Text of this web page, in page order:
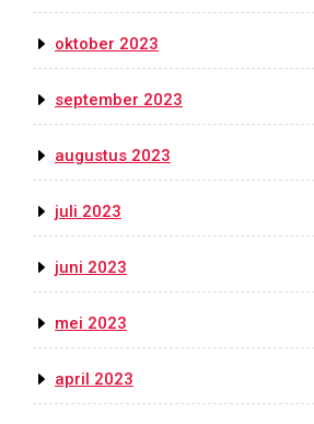
oktober 2023
september 2023
augustus 2023
juli 2023
juni 2023
mei 2023
april 2023